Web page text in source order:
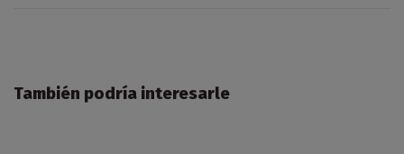
También podría interesarle